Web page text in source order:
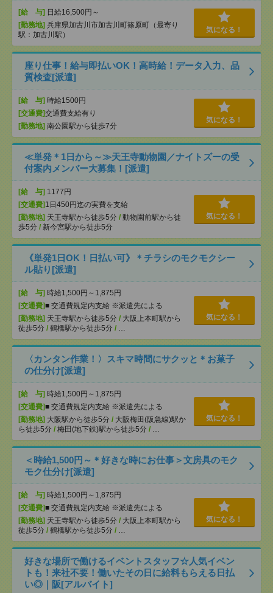
[給 与] 日給16,500円～
[勤務地] 兵庫県加古川市加古川町篠原町（最寄り
駅：加古川駅）
気になる！
座り仕事！給与即払いOK！高時給！データ入力、品
質検査[派遣]
[給 与] 時給1500円
[交通費]交通費支給有り
[勤務地] 南公園駅から徒歩7分
気になる！
≪単発＊1日から～≫天王寺動物園／ナイトズーの受
付案内メンバー大募集！[派遣]
[給 与] 1177円
[交通費] 1日450円迄の実費を支給
[勤務地] 天王寺駅から徒歩5分 / 動物園前駅から徒
歩5分 / 新今宮駅から徒歩5分
気になる！
《単発1日OK！日払い可》＊チラシのモクモクシー
ル貼り[派遣]
[給 与] 時給1,500円～1,875円
[交通費]■ 交通費規定内支給 ※派遣先による
[勤務地] 天王寺駅から徒歩5分 / 大阪上本町駅から
徒歩5分 / 鶴橋駅から徒歩5分 / …
気になる！
〈カンタン作業！〉スキマ時間にサクッと＊お菓子
の仕分け[派遣]
[給 与] 時給1,500円～1,875円
[交通費]■ 交通費規定内支給 ※派遣先による
[勤務地] 大阪駅から徒歩5分 / 大阪梅田(阪急線)駅か
ら徒歩5分 / 梅田(地下鉄)駅から徒歩5分 / …
気になる！
＜時給1,500円～＊好きな時にお仕事＞文房具のモク
モク仕分け[派遣]
[給 与] 時給1,500円～1,875円
[交通費]■ 交通費規定内支給 ※派遣先による
[勤務地] 天王寺駅から徒歩5分 / 大阪上本町駅から
徒歩5分 / 鶴橋駅から徒歩5分 / …
気になる！
好きな場所で働けるイベントスタッフ☆人気イベン
トも！来社不要！働いたその日に給料もらえる日払
い◎｜阪[アルバイト]